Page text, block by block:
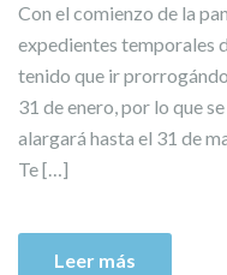
Con el comienzo de la
expedientes temporales
tenido que ir
31 de enero, por lo que
alargará hasta el 31 de
Te […]
Leer más